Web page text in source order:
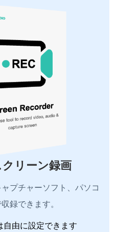
リーン録画
プチャーソフト、パソコ
録できます。
自由に設定できます